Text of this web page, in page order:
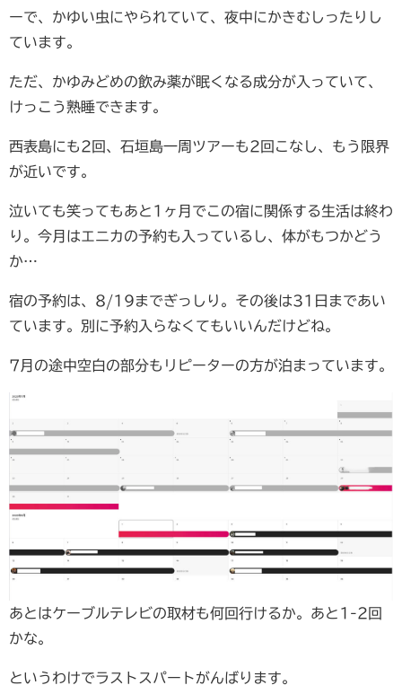
ーで、かゆい虫にやられていて、夜中にかきむしったりし
ています。
ただ、かゆみどめの飲み薬が眠くなる成分が入っていて、
けっこう熟睡できます。
西表島にも2回、石垣島一周ツアーも2回こなし、もう限界
が近いです。
泣いても笑ってもあと1ヶ月でこの宿に関係する生活は終わ
り。今月はエニカの予約も入っているし、体がもつかどう
か…
宿の予約は、8/19までぎっしり。その後は31日まであい
ています。別に予約入らなくてもいいんだけどね。
7月の途中空白の部分もリピーターの方が泊まっています。
あとはケーブルテレビの取材も何回行けるか。あと1-2回
かな。
というわけでラストスパートがんばります。